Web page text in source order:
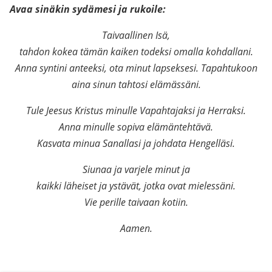
Avaa sinäkin sydämesi ja rukoile:
Taivaallinen Isä,
tahdon kokea tämän kaiken todeksi omalla kohdallani.
Anna syntini anteeksi, ota minut lapseksesi. Tapahtukoon
aina sinun tahtosi elämässäni.
Tule Jeesus Kristus minulle Vapahtajaksi ja Herraksi.
Anna minulle sopiva elämäntehtävä.
Kasvata minua Sanallasi ja johdata Hengelläsi.
Siunaa ja varjele minut ja
kaikki läheiset ja ystävät, jotka ovat mielessäni.
Vie perille taivaan kotiin.
Aamen.